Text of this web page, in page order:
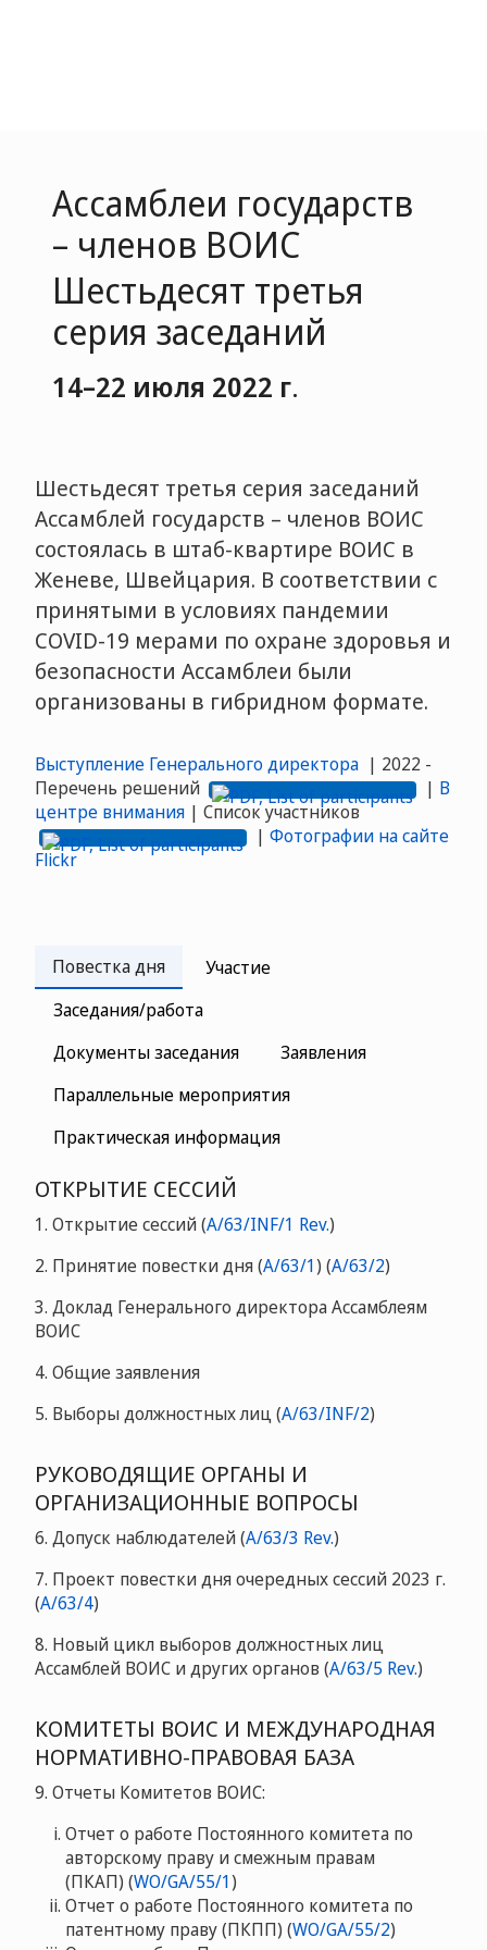
Ассамблеи государств
– членов ВОИС
Шестьдесят третья
серия заседаний
14–22 июля 2022 г.
Шестьдесят третья серия заседаний
Ассамблей государств – членов ВОИС
состоялась в штаб-квартире ВОИС в
Женеве, Швейцария. В соответствии с
принятыми в условиях пандемии
COVID-19 мерами по охране здоровья и
безопасности Ассамблеи были
организованы в гибридном формате.
Выступление Генерального директора | 2022 -
Перечень решений
| В
центре внимания | Список участников
| Фотографии на сайте
Flickr
Повестка дня
Участие
Заседания/работа
Документы заседания
Заявления
Параллельные мероприятия
Практическая информация
ОТКРЫТИЕ СЕССИЙ
1. Открытие сессий (A/63/INF/1 Rev.)
2. Принятие повестки дня(A/63/1) (A/63/2)
3. Доклад Генерального директора Ассамблеям
ВОИС
4. Общие заявления
5. Выборы должностных лиц (A/63/INF/2)
РУКОВОДЯЩИЕ ОРГАНЫ И
ОРГАНИЗАЦИОННЫЕ ВОПРОСЫ
6. Допуск наблюдателей (A/63/3 Rev.)
7. Проект повестки дня очередных сессий 2023 г.
(A/63/4)
8. Новый цикл выборов должностных лиц
Ассамблей ВОИС и других органов (A/63/5 Rev.)
КОМИТЕТЫ ВОИС И МЕЖДУНАРОДНАЯ
НОРМАТИВНО-ПРАВОВАЯ БАЗА
9. Отчеты Комитетов ВОИС:
Отчет о работе Постоянного комитета по
авторскому праву и смежным правам
(ПКАП) (WO/GA/55/1)
Отчет о работе Постоянного комитета по
патентному праву (ПКПП) (WO/GA/55/2)